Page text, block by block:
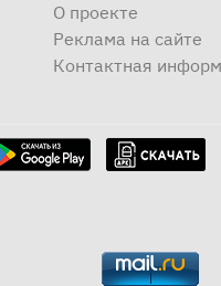
О проекте
Реклама на сайте
Контактная